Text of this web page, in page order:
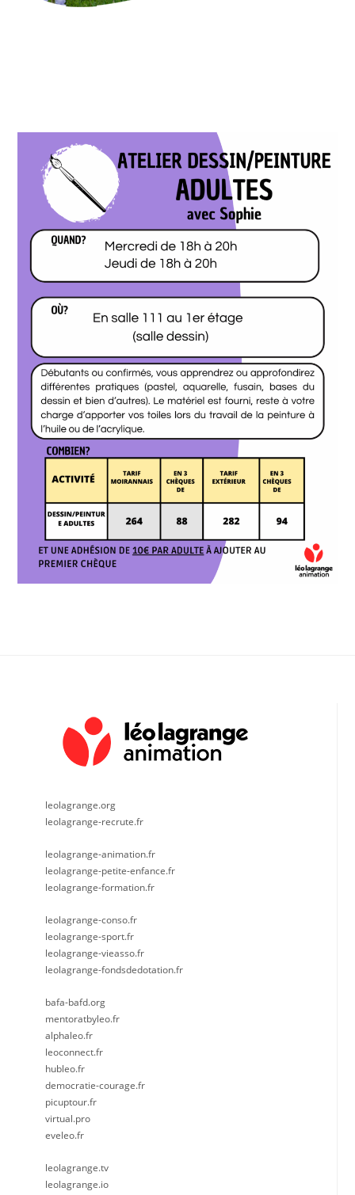
leolagrange.org
leolagrange-recrute.fr
leolagrange-animation.fr
leolagrange-petite-enfance.fr
leolagrange-formation.fr
leolagrange-conso.fr
leolagrange-sport.fr
leolagrange-vieasso.fr
leolagrange-fondsdedotation.fr
bafa-bafd.org
mentoratbyleo.fr
alphaleo.fr
leoconnect.fr
hubleo.fr
democratie-courage.fr
picuptour.fr
virtual.pro
eveleo.fr
leolagrange.tv
leolagrange.io